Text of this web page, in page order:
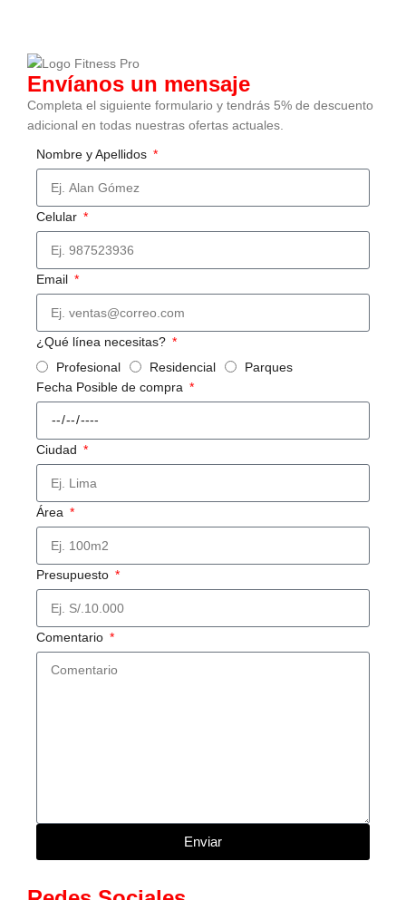
Envíanos un mensaje
Completa el siguiente formulario y tendrás 5% de descuento
adicional en todas nuestras ofertas actuales.
Nombre y Apellidos
Celular
Email
¿Qué línea necesitas?
Profesional
Residencial
Parques
Fecha Posible de compra
Ciudad
Área
Presupuesto
Comentario
Enviar